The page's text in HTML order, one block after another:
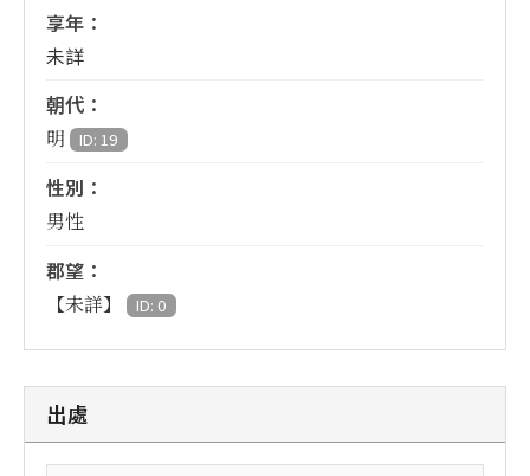
享年：
未詳
朝代：
明 ID: 19
性別：
男性
郡望：
【未詳】 ID: 0
出處